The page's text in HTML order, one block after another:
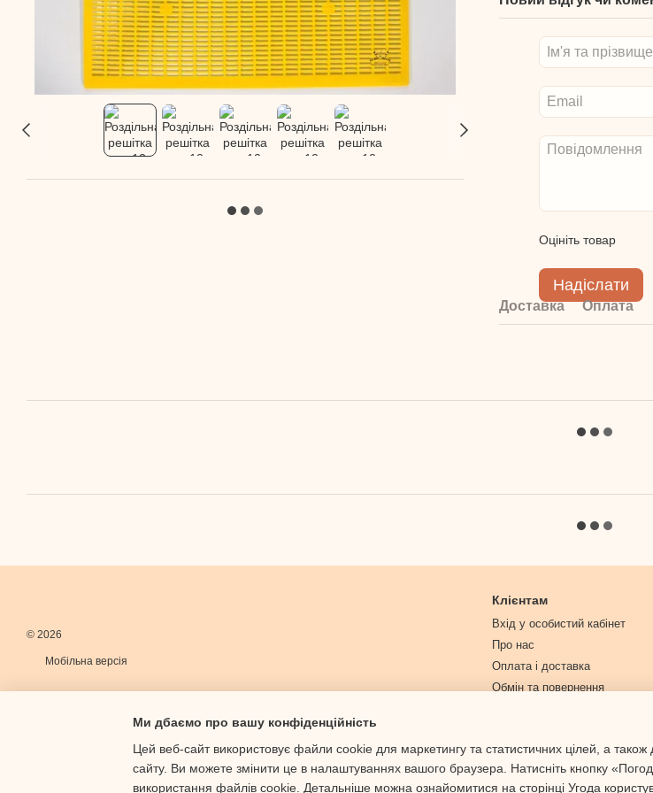
Оцініть товар
Надіслати
Доставка Оплата
© 2026
Мобільна версія
Клієнтам
Вхід у особистий кабінет
Про нас
Оплата і доставка
Обмін та повернення
Політика конфіденційності
Ми дбаємо про вашу конфіденційність
Цей веб-сайт використовує файли cookie для маркетингу та статистичних цілей, а
сайту. Ви можете змінити це в налаштуваннях вашого браузера. Натисніть кнопку
використання файлів cookie. Детальніше можна ознайомитися на сторінці Угода